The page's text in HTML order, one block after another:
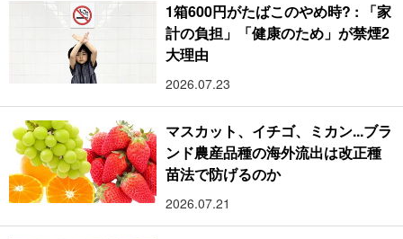
1箱600円がたばこのやめ時? : 「家
計の負担」「健康のため」が禁煙2
大理由
2026.07.23
マスカット、イチゴ、ミカン...ブラ
ンド農産品種の海外流出は改正種
苗法で防げるのか
2026.07.21